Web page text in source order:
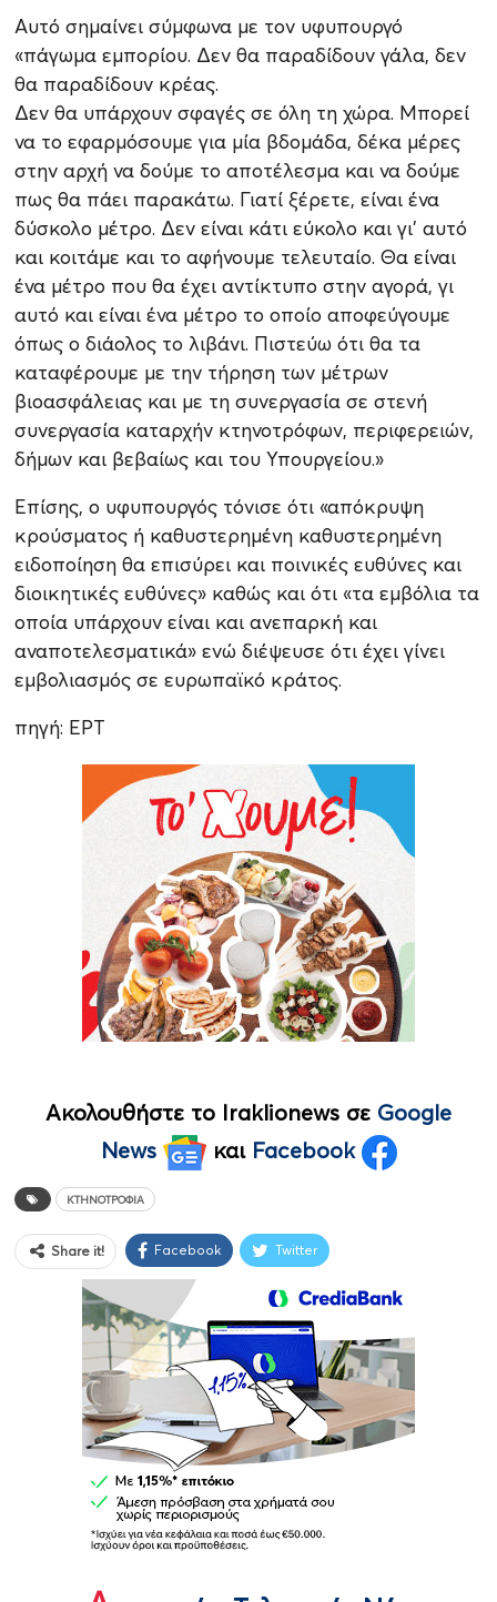
Αυτό σημαίνει σύμφωνα με τον υφυπουργό
«πάγωμα εμπορίου. Δεν θα παραδίδουν γάλα, δεν
θα παραδίδουν κρέας.
Δεν θα υπάρχουν σφαγές σε όλη τη χώρα. Μπορεί
να το εφαρμόσουμε για μία βδομάδα, δέκα μέρες
στην αρχή να δούμε το αποτέλεσμα και να δούμε
πως θα πάει παρακάτω. Γιατί ξέρετε, είναι ένα
δύσκολο μέτρο. Δεν είναι κάτι εύκολο και γι’ αυτό
και κοιτάμε και το αφήνουμε τελευταίο. Θα είναι
ένα μέτρο που θα έχει αντίκτυπο στην αγορά, γι
αυτό και είναι ένα μέτρο το οποίο αποφεύγουμε
όπως ο διάολος το λιβάνι. Πιστεύω ότι θα τα
καταφέρουμε με την τήρηση των μέτρων
βιοασφάλειας και με τη συνεργασία σε στενή
συνεργασία καταρχήν κτηνοτρόφων, περιφερειών,
δήμων και βεβαίως και του Υπουργείου.»
Επίσης, ο υφυπουργός τόνισε ότι «απόκρυψη
κρούσματος ή καθυστερημένη καθυστερημένη
ειδοποίηση θα επισύρει και ποινικές ευθύνες και
διοικητικές ευθύνες» καθώς και ότι «τα εμβόλια τα
οποία υπάρχουν είναι και ανεπαρκή και
αναποτελεσματικά» ενώ διέψευσε ότι έχει γίνει
εμβολιασμός σε ευρωπαϊκό κράτος.
πηγή: ΕΡΤ
Ακολουθήστε το Iraklionews σε Google
News
και Facebook
ΚΤΗΝΟΤΡΟΦΊΑ
Share it! Facebook Twitter